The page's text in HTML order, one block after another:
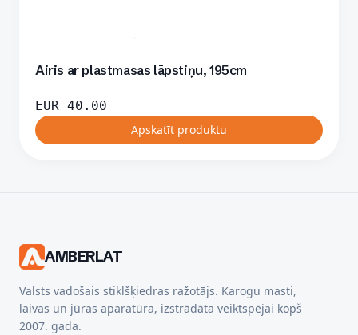
Airis ar plastmasas lāpstiņu, 195cm
EUR 40.00
Apskatīt produktu
AMBERLAT
Valsts vadošais stiklšķiedras ražotājs. Karogu masti,
laivas un jūras aparatūra, izstrādāta veiktspējai kopš
2007. gada.